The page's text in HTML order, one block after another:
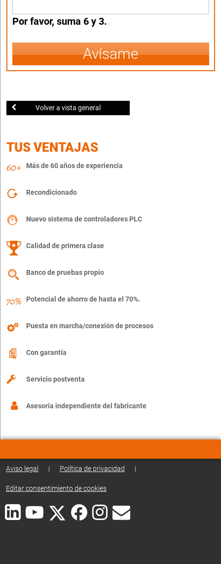
Por favor, suma 6 y 3.
Avísame
Volver a vista general
TUS VENTAJAS
Más de 60 años de experiencia
Recondicionado
Nuevo sistema de controladores PLC
Calidad de primera clase
Banco de pruebas propio
Potencial de ahorro de hasta el 70%.
Puesta en marcha/conexión de procesos
Con garantía
Servicio postventa
Asesoria independiente del fabricante
Aviso legal | Política de privacidad |
Editar consentimiento de cookies